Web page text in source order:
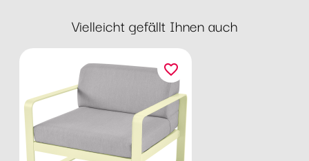
Vielleicht gefällt Ihnen auch
favorite_border